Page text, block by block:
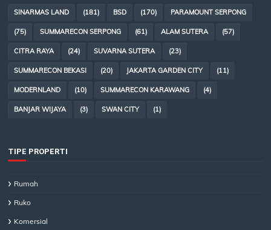
SINARMAS LAND (181) BSD (170) PARAMOUNT SERPONG
(75) SUMMARECON SERPONG (61) ALAM SUTERA (57)
CITRA RAYA (24) SUVARNA SUTERA (23)
SUMMARECON BEKASI (20) JAKARTA GARDEN CITY (11)
MODERNLAND (10) SUMMARECON KARAWANG (4)
BANJAR WIJAYA (3) SWAN CITY (1)
TIPE PROPERTI
Rumah
Ruko
Komersial